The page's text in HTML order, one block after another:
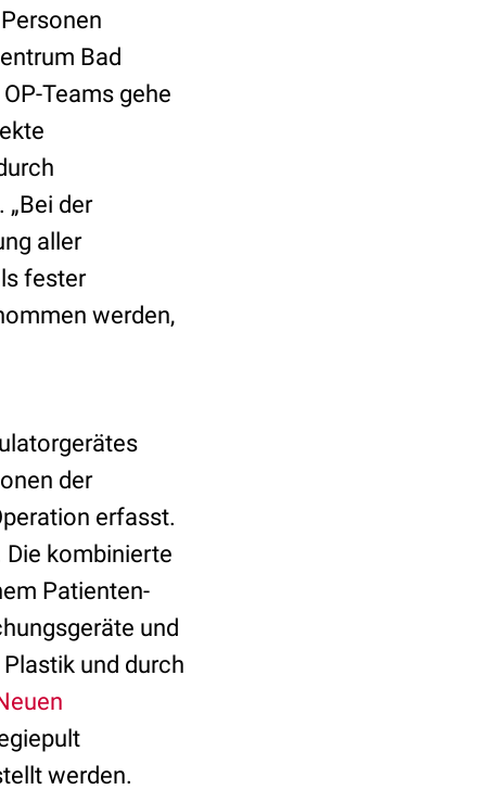
Bad
Teams gehe
der
aller
fester
werden,
der
erfasst.
Die kombinierte
Patienten-
und
und durch
werden.